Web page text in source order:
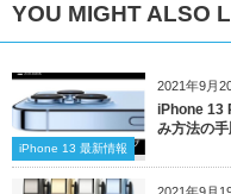
YOU MIGHT ALSO
2021年9月
iPhone 13 最新情報
iPhone 13
み方法の